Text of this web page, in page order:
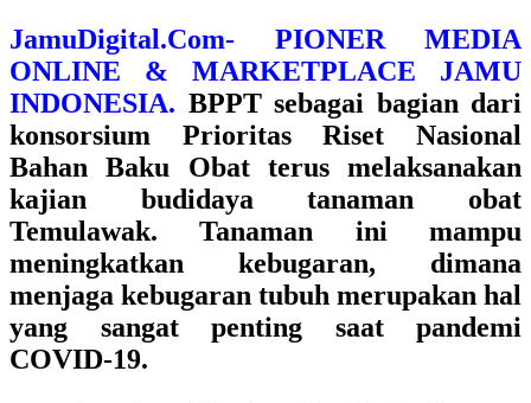
JamuDigital.Com- PIONER MEDIA
ONLINE & MARKETPLACE JAMU
INDONESIA. BPPT sebagai bagian dari
konsorsium Prioritas Riset Nasional
Bahan Baku Obat terus melaksanakan
kajian budidaya tanaman obat
Temulawak. Tanaman ini mampu
meningkatkan kebugaran, dimana
menjaga kebugaran tubuh merupakan hal
yang sangat penting saat pandemi
COVID-19.